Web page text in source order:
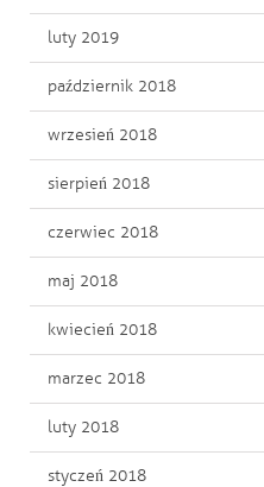
luty 2019
październik 2018
wrzesień 2018
sierpień 2018
czerwiec 2018
maj 2018
kwiecień 2018
marzec 2018
luty 2018
styczeń 2018